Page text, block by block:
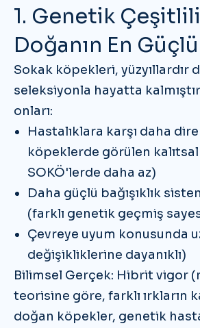
1. Genetik
Doğanın En Güçlü
Sokak köpekleri, yüzyıllardır
seleksiyonla hayatta
onları:
Hastalıklara karşı daha
köpeklerde görülen
SOKÖ'lerde daha az)
Daha güçlü bağışıklık
(farklı genetik geçmiş
Çevreye uyum konusunda
değişikliklerine dayanıklı)
Bilimsel Gerçek: Hibrit vigor
teorisine göre, farklı ırkların
doğan köpekler, genetik